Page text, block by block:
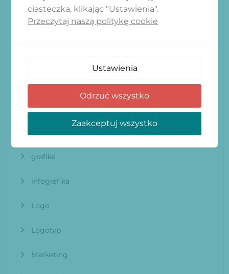
Blog
E-commerce
Google
grafika
infografika
Logo
Logotyp
Marketing
ciasteczka, klikając "Ustawienia".
Przeczytaj naszą politykę cookie
Ustawienia
Odrzuć wszystko
Zaakceptuj wszystko